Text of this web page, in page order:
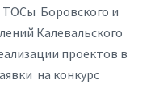
ТОСы Боровского и
Калевальского
проектов в
на конкурс